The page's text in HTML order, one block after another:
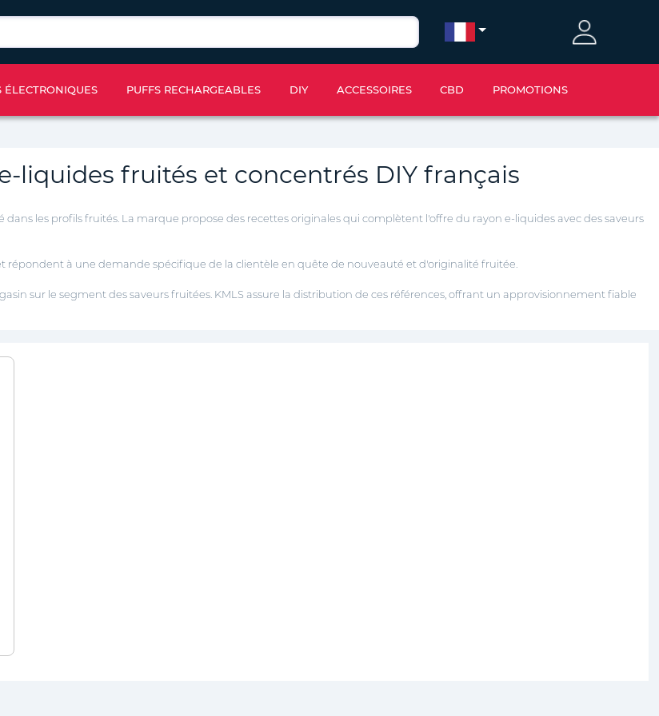
ÉLECTRONIQUES PUFFS RECHARGEABLES DIY ACCESSOIRES CBD PROMOTIONS
liquides fruités et concentrés DIY français
les profils fruités. La marque propose des recettes originales qui complètent l'offre du rayon e-liquides avec des saveurs
répondent à une demande spécifique de la clientèle en quête de nouveauté et d'originalité fruitée.
sur le segment des saveurs fruitées. KMLS assure la distribution de ces références, offrant un approvisionnement fiable